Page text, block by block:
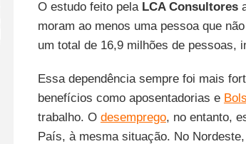
O estudo feito pela LCA Consultores
moram ao menos uma pessoa que
um total de 16,9 milhões de pessoas,
Essa dependência sempre foi mais
benefícios como aposentadorias e
trabalho. O desemprego, no entanto,
País, à mesma situação. No